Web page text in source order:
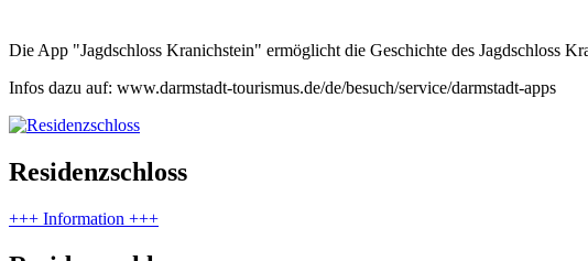
Die App "Jagdschloss Kranichstein" ermöglicht die Geschichte des Jagdschloss
Infos dazu auf: www.darmstadt-tourismus.de/de/besuch/service/darmstadt-apps
Residenzschloss
+++ Information +++